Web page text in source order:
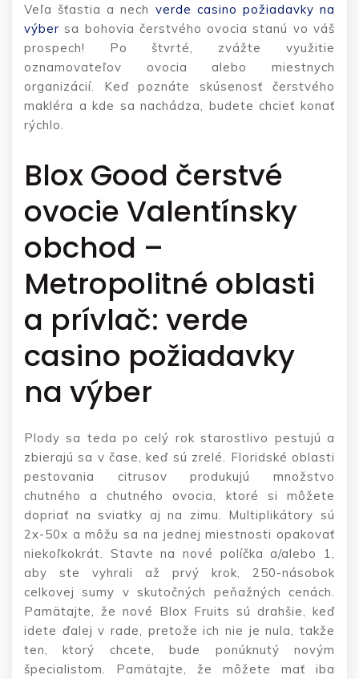
Veľa šťastia a nech verde casino požiadavky na
výber sa bohovia čerstvého ovocia stanú vo váš
prospech! Po štvrté, zvážte využitie
oznamovateľov ovocia alebo miestnych
organizácií. Keď poznáte skúsenosť čerstvého
makléra a kde sa nachádza, budete chcieť konať
rýchlo.
Blox Good čerstvé
ovocie Valentínsky
obchod –
Metropolitné oblasti
a prívlač: verde
casino požiadavky
na výber
Plody sa teda po celý rok starostlivo pestujú a
zbierajú sa v čase, keď sú zrelé. Floridské oblasti
pestovania citrusov produkujú množstvo
chutného a chutného ovocia, ktoré si môžete
dopriať na sviatky aj na zimu. Multiplikátory sú
2x-50x a môžu sa na jednej miestnosti opakovať
niekoľkokrát. Stavte na nové políčka a/alebo 1,
aby ste vyhrali až prvý krok, 250-násobok
celkovej sumy v skutočných peňažných cenách.
Pamätajte, že nové Blox Fruits sú drahšie, keď
idete ďalej v rade, pretože ich nie je nula, takže
ten, ktorý chcete, bude ponúknutý novým
špecialistom. Pamätajte, že môžete mať iba